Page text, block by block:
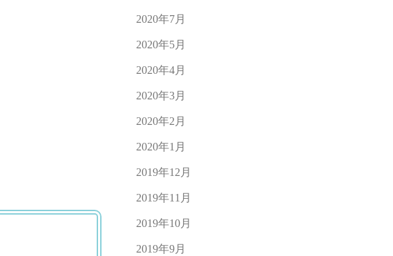
2020年7月
2020年5月
2020年4月
2020年3月
2020年2月
2020年1月
2019年12月
2019年11月
2019年10月
2019年9月